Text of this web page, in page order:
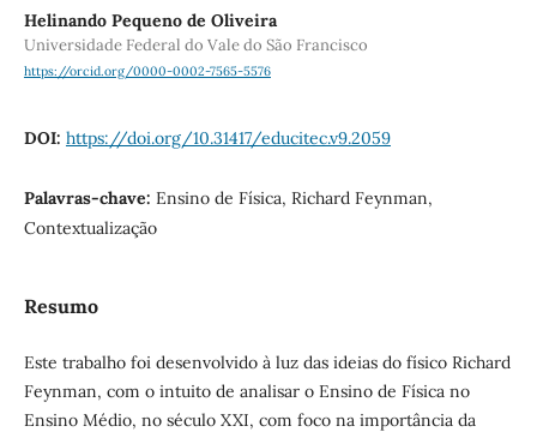
Helinando Pequeno de Oliveira
Universidade Federal do Vale do São Francisco
https://orcid.org/0000-0002-7565-5576
DOI: https://doi.org/10.31417/educitec.v9.2059
Palavras-chave: Ensino de Física, Richard Feynman,
Contextualização
Resumo
Este trabalho foi desenvolvido à luz das ideias do físico Richard
Feynman, com o intuito de analisar o Ensino de Física no
Ensino Médio, no século XXI, com foco na importância da